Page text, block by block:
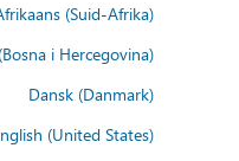
(Suid-Afrika)
i Hercegovina)
Dansk (Danmark)
(United States)